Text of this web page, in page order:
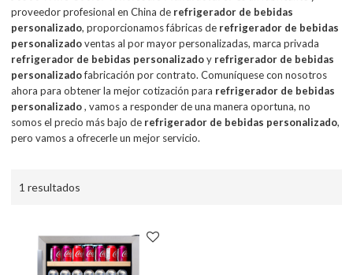
proveedor profesional en China de refrigerador de bebidas
personalizado, proporcionamos fábricas de refrigerador de bebidas
personalizadoventas al por mayor personalizadas, marca privada
refrigerador de bebidas personalizadoy refrigerador de bebidas
personalizadofabricación por contrato. Comuníquese con nosotros
ahora para obtener la mejor cotización para refrigerador de bebidas
personalizado, vamos a responder de una manera oportuna, no
somos el precio más bajo de refrigerador de bebidas personalizado,
pero vamos a ofrecerle un mejor servicio.
1 resultados